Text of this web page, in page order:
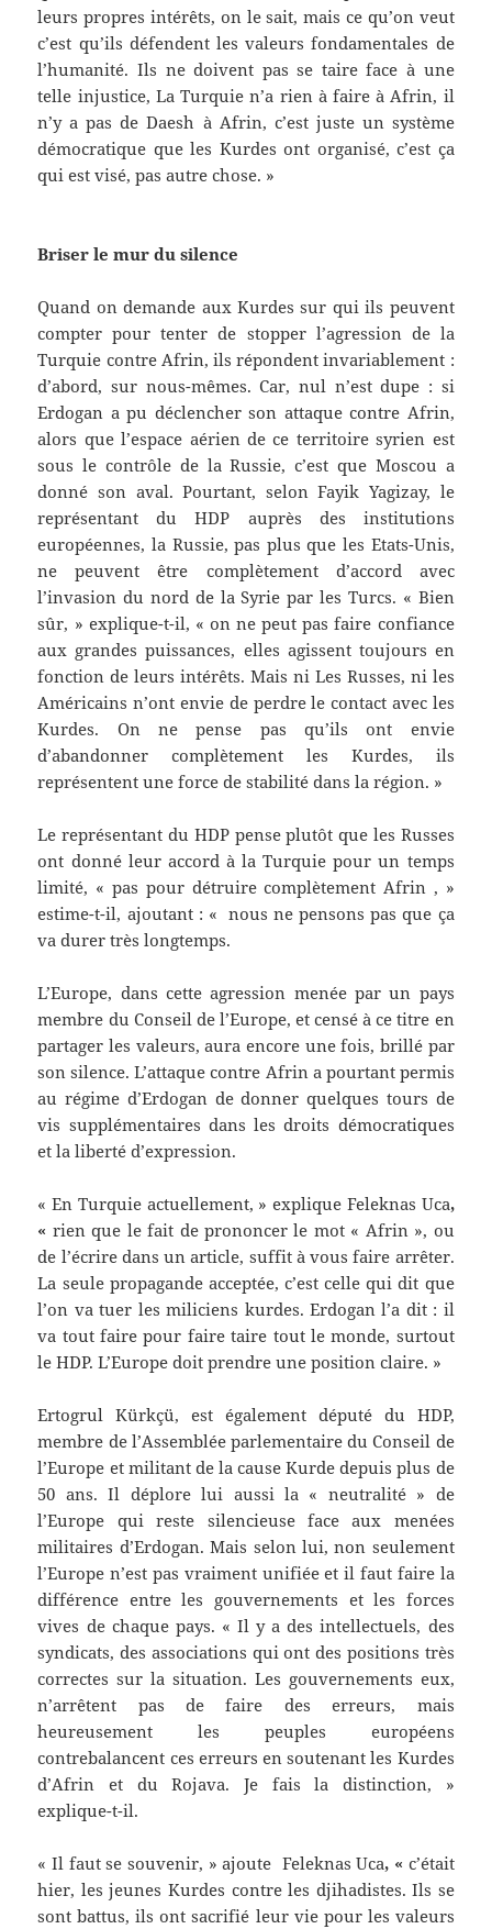
leurs propres intérêts, on le sait, mais ce qu’on veut
c’est qu’ils défendent les valeurs fondamentales de
l’humanité. Ils ne doivent pas se taire face à une
telle injustice, La Turquie n’a rien à faire à Afrin, il
n’y a pas de Daesh à Afrin, c’est juste un système
démocratique que les Kurdes ont organisé, c’est ça
qui est visé, pas autre chose. »
Briser le mur du silence
Quand on demande aux Kurdes sur qui ils peuvent
compter pour tenter de stopper l’agression de la
Turquie contre Afrin, ils répondent invariablement :
d’abord, sur nous-mêmes. Car, nul n’est dupe : si
Erdogan a pu déclencher son attaque contre Afrin,
alors que l’espace aérien de ce territoire syrien est
sous le contrôle de la Russie, c’est que Moscou a
donné son aval. Pourtant, selon Fayik Yagizay, le
représentant du HDP auprès des institutions
européennes, la Russie, pas plus que les Etats-Unis,
ne peuvent être complètement d’accord avec
l’invasion du nord de la Syrie par les Turcs. « Bien
sûr, » explique-t-il, « on ne peut pas faire confiance
aux grandes puissances, elles agissent toujours en
fonction de leurs intérêts. Mais ni Les Russes, ni les
Américains n’ont envie de perdre le contact avec les
Kurdes. On ne pense pas qu’ils ont envie
d’abandonner complètement les Kurdes, ils
représentent une force de stabilité dans la région. »
Le représentant du HDP pense plutôt que les Russes
ont donné leur accord à la Turquie pour un temps
limité, « pas pour détruire complètement Afrin , »
estime-t-il, ajoutant : « nous ne pensons pas que ça
va durer très longtemps.
L’Europe, dans cette agression menée par un pays
membre du Conseil de l’Europe, et censé à ce titre en
partager les valeurs, aura encore une fois, brillé par
son silence. L’attaque contre Afrin a pourtant permis
au régime d’Erdogan de donner quelques tours de
vis supplémentaires dans les droits démocratiques
et la liberté d’expression.
« En Turquie actuellement, » explique Feleknas Uca,
« rien que le fait de prononcer le mot « Afrin », ou
de l’écrire dans un article, suffit à vous faire arrêter.
La seule propagande acceptée, c’est celle qui dit que
l’on va tuer les miliciens kurdes. Erdogan l’a dit : il
va tout faire pour faire taire tout le monde, surtout
le HDP. L’Europe doit prendre une position claire. »
Ertogrul Kürkçü, est également député du HDP,
membre de l’Assemblée parlementaire du Conseil de
l’Europe et militant de la cause Kurde depuis plus de
50 ans. Il déplore lui aussi la « neutralité » de
l’Europe qui reste silencieuse face aux menées
militaires d’Erdogan. Mais selon lui, non seulement
l’Europe n’est pas vraiment unifiée et il faut faire la
différence entre les gouvernements et les forces
vives de chaque pays. « Il y a des intellectuels, des
syndicats, des associations qui ont des positions très
correctes sur la situation. Les gouvernements eux,
n’arrêtent pas de faire des erreurs, mais
heureusement les peuples européens
contrebalancent ces erreurs en soutenant les Kurdes
d’Afrin et du Rojava. Je fais la distinction, »
explique-t-il.
« Il faut se souvenir, » ajoute Feleknas Uca, « c’était
hier, les jeunes Kurdes contre les djihadistes. Ils se
sont battus, ils ont sacrifié leur vie pour les valeurs